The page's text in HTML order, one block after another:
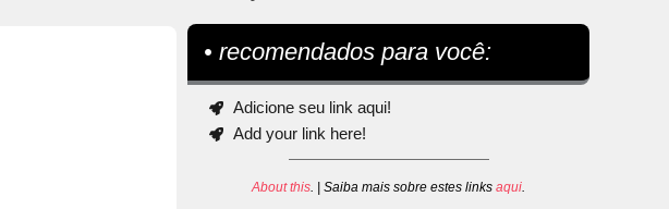
• recomendados para você:
Adicione seu link aqui!
Add your link here!
About this. | Saiba mais sobre estes linksaqui.